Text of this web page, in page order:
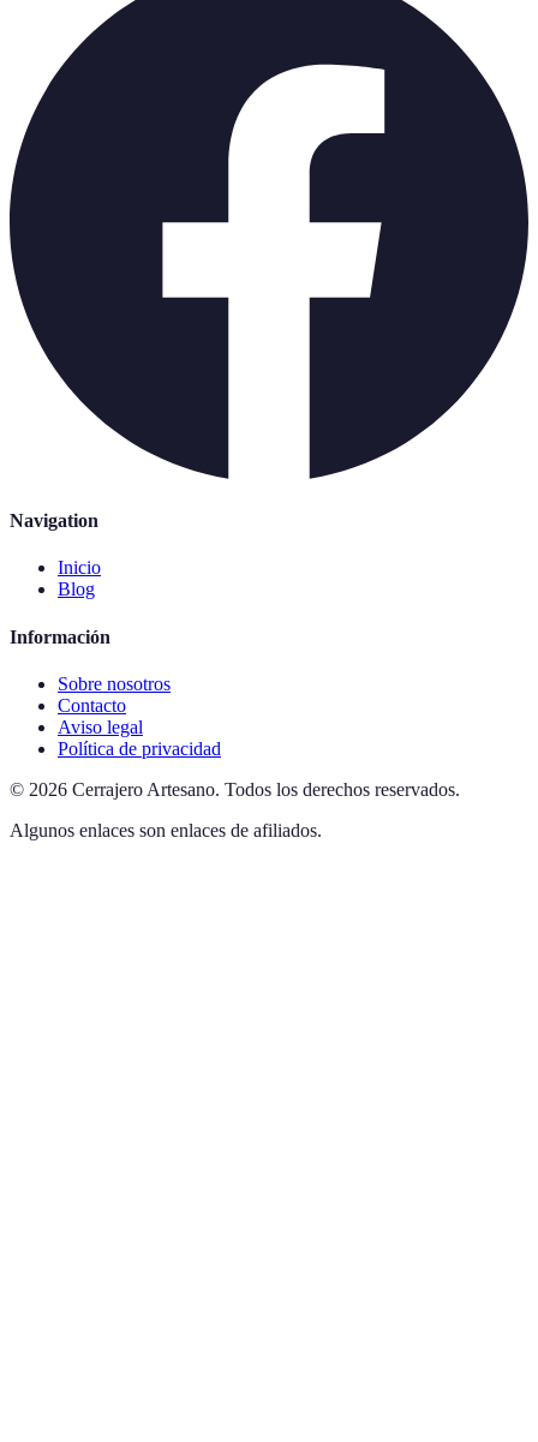
Navigation
Inicio
Blog
Información
Sobre nosotros
Contacto
Aviso legal
Política de privacidad
© 2026 Cerrajero Artesano. Todos los derechos reservados.
Algunos enlaces son enlaces de afiliados.